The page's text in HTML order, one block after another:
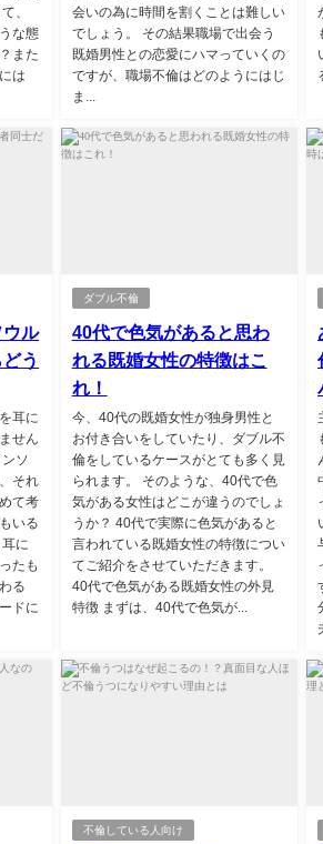
、
な態
また
は
会いの為に時間を割くことは難しい
でしょう。 その結果職場で出会う
既婚男性との恋愛にハマっていくの
ですが、職場不倫はどのようにはじ
ま...
ウル
う
耳に
せん
ソ
それ
て考
いる
に
たも
る
ドに
ダブル不倫
40代で色気があると思わ
れる既婚女性の特徴はこ
れ！
今、40代の既婚女性が独身男性と
お付き合いをしていたり、ダブル不
倫をしているケースがとても多く見
られます。 そのような、40代で色
気がある女性はどこが違うのでしょ
うか？ 40代で実際に色気があると
言われている既婚女性の特徴につい
てご紹介をさせていただきます。
40代で色気がある既婚女性の外見
特徴 まずは、40代で色気が...
不倫している人向け